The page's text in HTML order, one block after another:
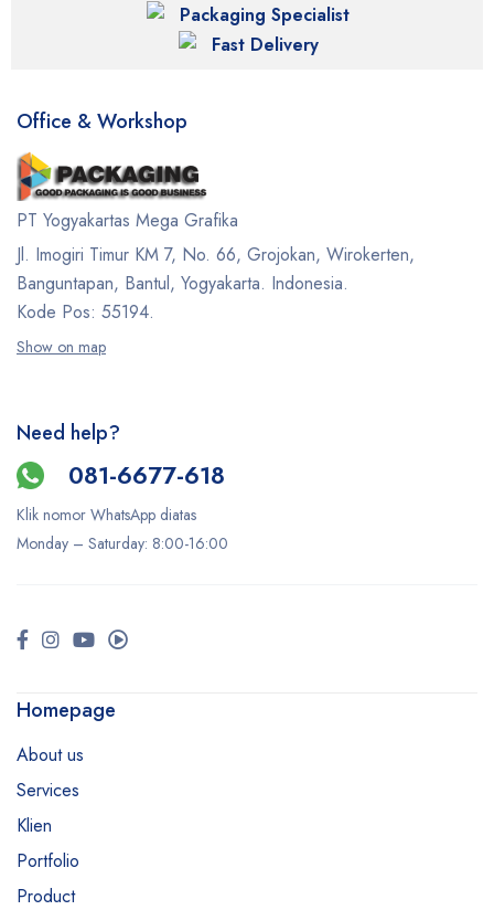
Packaging Specialist
Fast Delivery
Office & Workshop
PT Yogyakartas Mega Grafika
Jl. Imogiri Timur KM 7, No. 66, Grojokan, Wirokerten,
Banguntapan, Bantul, Yogyakarta. Indonesia.
Kode Pos: 55194.
Show on map
Need help?
081-6677-618
Klik nomor WhatsApp diatas
Monday – Saturday: 8:00-16:00
Homepage
About us
Services
Klien
Portfolio
Product